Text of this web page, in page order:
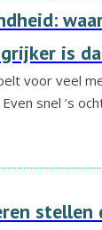
is
voor veel
snel ’s